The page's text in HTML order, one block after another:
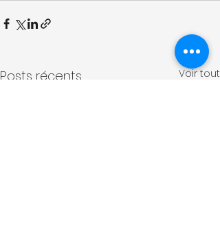
Posts récents Voir tout